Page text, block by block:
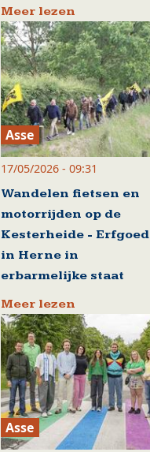
Meer lezen
Asse
17/05/2026 - 09:31
Wandelen fietsen en
motorrijden op de
Kesterheide - Erfgoed
in Herne in
erbarmelijke staat
Meer lezen
Asse